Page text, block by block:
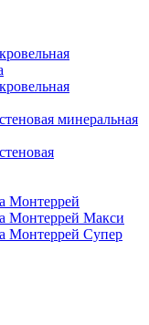
минеральная
Монтеррей
Монтеррей Макси
Монтеррей Супер